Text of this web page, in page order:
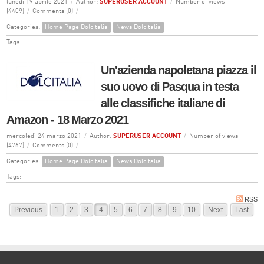
lunedì 19 aprile 2021 / Author: SUPERUSER ACCOUNT /
Number of views
(4409)
/ Comments (0) /
Categories: Home Page Dolcitalia News Dolcitalia
Tags:
Un'azienda napoletana piazza il
suo uovo di Pasqua in testa
alle classifiche italiane di
Amazon - 18 Marzo 2021
mercoledì 24 marzo 2021 / Author: SUPERUSER ACCOUNT /
Number of views
(4767)
/ Comments (0) /
Categories: Home Page Dolcitalia News Dolcitalia
Tags:
RSS
Previous 1 2 3 4 5 6 7 8 9 10 Next Last